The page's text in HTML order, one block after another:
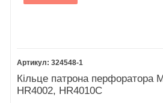
324548-1
Кільце патрона перфоратора
HR4002, HR4010C